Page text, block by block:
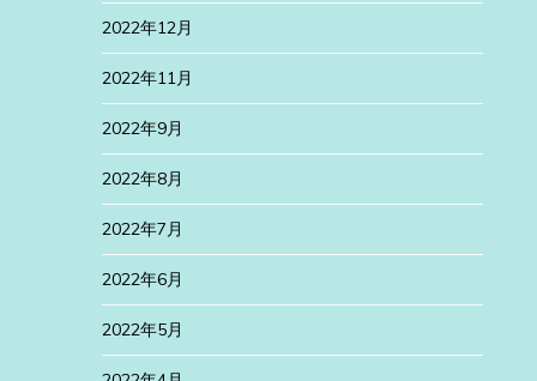
2022年12月
2022年11月
2022年9月
2022年8月
2022年7月
2022年6月
2022年5月